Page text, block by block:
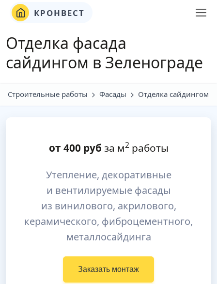
КРОНВЕСТ
Отделка фасада
сайдингом в Зеленограде
Строительные работы Фасады Отделка сайдингом
от 400руб за м2работы
Утепление, декоративные
и вентилируемые фасады
из винилового, акрилового,
керамического, фиброцементного,
металлосайдинга
Заказать монтаж